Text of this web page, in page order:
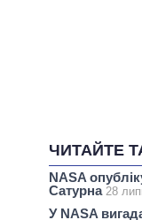
ЧИТАЙТЕ
NASA
Сатурна 28
У NASA